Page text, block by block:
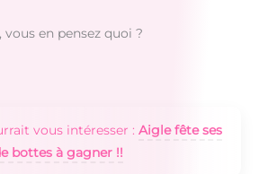
en pensez quoi ?
vous intéresser : Aigle fête ses
bottes à gagner !!